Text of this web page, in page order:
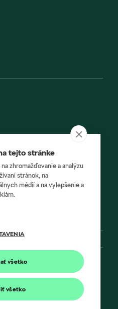
tejto stránke
zhromažďovanie a analýzu
stránok, na
médií a na vylepšenie a
všetko
všetko